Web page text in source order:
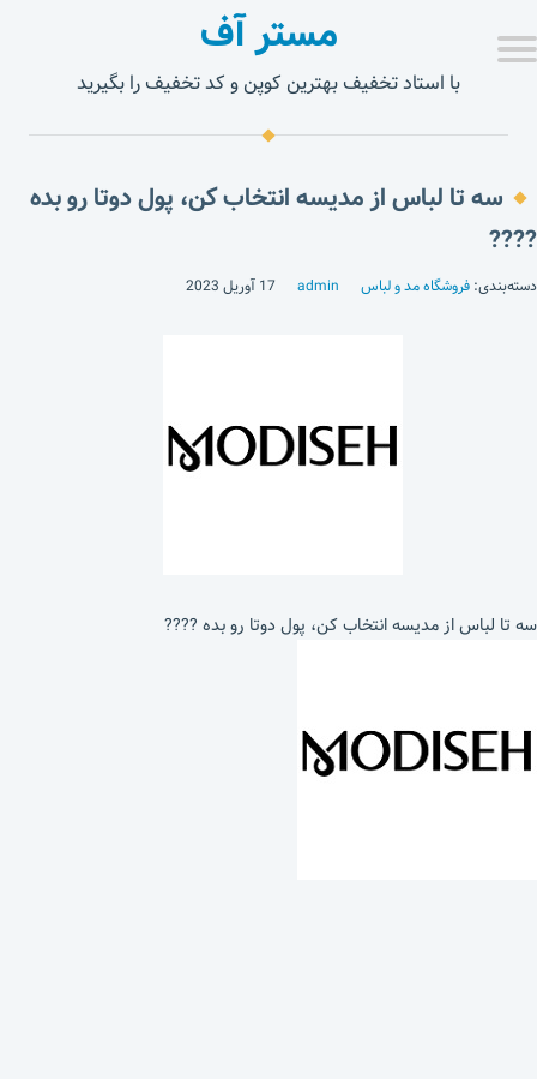
مستر آف
با استاد تخفیف بهترین کوپن و کد تخفیف را بگیرید
سه تا لباس از مدیسه انتخاب کن، پول دوتا رو بده
????
دسته‌بندی: فروشگاه مد و لباس admin 17 آوریل 2023
سه تا لباس از مدیسه انتخاب کن، پول دوتا رو بده ????